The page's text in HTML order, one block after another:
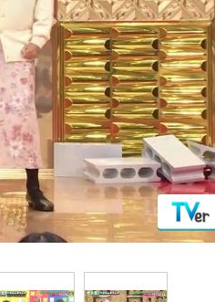
『アイ＝ラブ！
E齋藤樹愛羅＆佐
ビュー